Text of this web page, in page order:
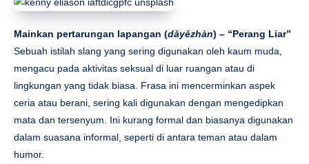
Mainkan pertarungan lapangan (dǎyězhàn) – “Perang Liar”
Sebuah istilah slang yang sering digunakan oleh kaum muda,
mengacu pada aktivitas seksual di luar ruangan atau di
lingkungan yang tidak biasa. Frasa ini mencerminkan aspek
ceria atau berani, sering kali digunakan dengan mengedipkan
mata dan tersenyum. Ini kurang formal dan biasanya digunakan
dalam suasana informal, seperti di antara teman atau dalam
humor.